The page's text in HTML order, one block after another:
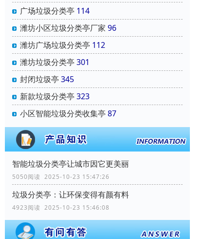
广场垃圾分类亭 114
潍坊小区垃圾分类亭厂家 96
潍坊广场垃圾分类亭 112
潍坊垃圾分类亭 301
封闭垃圾亭 345
新款垃圾分类亭 323
小区智能垃圾分类收集亭 87
智能垃圾分类亭让城市因它更美丽
5050阅读 2025-10-23 15:47:26
垃圾分类亭：让环保变得有颜有料
4923阅读 2025-10-23 15:46:08